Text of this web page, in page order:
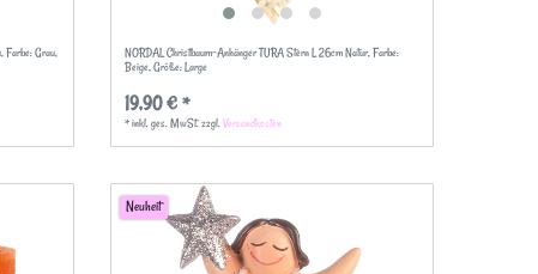
, Farbe: Grau,
NORDAL Christbaum-Anhänger TURA Stern L 26cm Natur, Farbe:
Beige, Größe: Large
19,90 € *
*inkl. ges. MwSt.zzgl.Versandkosten
Neuheit